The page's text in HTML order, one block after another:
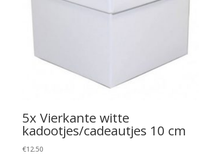
5x Vierkante witte
kadootjes/cadeautjes 10 cm
€12.50